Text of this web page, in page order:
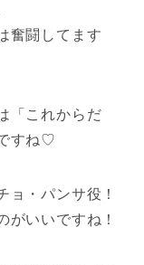
奮闘してます
「これからだ
すね♡
ョ・パンサ役！
がいいですね！